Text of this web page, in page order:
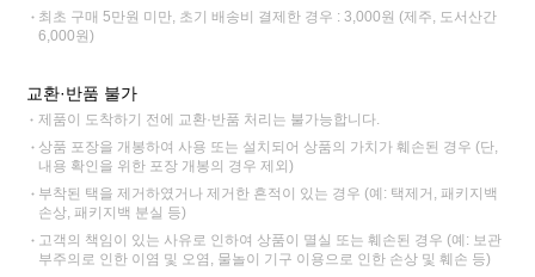
최초 구매 5만원 미만, 초기 배송비 결제한 경우 : 3,000원 (제주, 도서산간
6,000원)
교환·반품 불가
제품이 도착하기 전에 교환·반품 처리는 불가능합니다.
상품 포장을 개봉하여 사용 또는 설치되어 상품의 가치가 훼손된 경우 (단,
내용 확인을 위한 포장 개봉의 경우 제외)
부착된 택을 제거하였거나 제거한 흔적이 있는 경우 (예: 택제거, 패키지백
손상, 패키지백 분실 등)
고객의 책임이 있는 사유로 인하여 상품이 멸실 또는 훼손된 경우 (예: 보관
부주의로 인한 이염 및 오염, 물놀이 기구 이용으로 인한 손상 및 훼손 등)